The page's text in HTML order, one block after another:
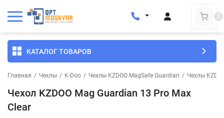
0
КАТАЛОГ ТОВАРОВ
Главная / Чехлы / K-Doo / Чехлы KZDOO MagSafe Guardian / Чехлы
Чехол KZDOO Mag Guardian 13 Pro Max
Clear